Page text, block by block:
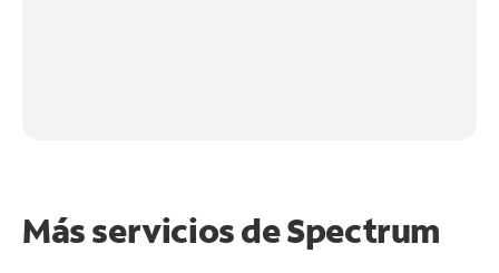
Más servicios de Spectrum